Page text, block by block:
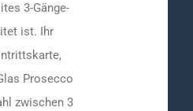
3-Gänge-
ist. Ihr
Prosecco
zwischen 3